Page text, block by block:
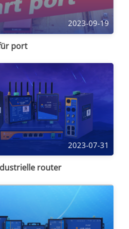
2023-09-19
port
2023-07-31
router